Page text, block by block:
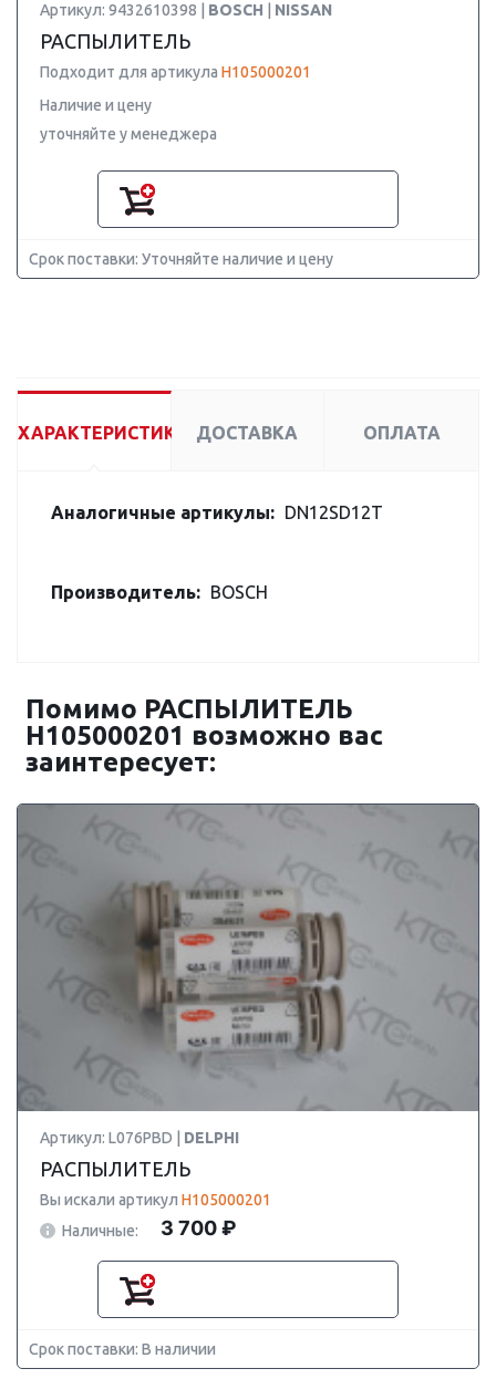
Артикул: 9432610398 | BOSCH NISSAN
РАСПЫЛИТЕЛЬ
Подходит для артикула H105000201
Наличие и цену
уточняйте у менеджера
Срок поставки: Уточняйте наличие и цену
ХАРАКТЕРИСТИКИ ДОСТАВКА ОПЛАТА
Аналогичные артикулы: DN12SD12T
Производитель: BOSCH
Помимо РАСПЫЛИТЕЛЬ
H105000201 возможно вас
заинтересует:
Артикул: L076PBD | DELPHI
РАСПЫЛИТЕЛЬ
Вы искали артикул H105000201
Наличные:
3 700 ₽
Срок поставки: В наличии